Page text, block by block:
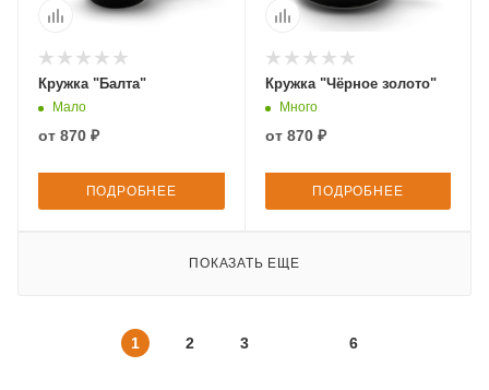
Кружка "Балта"
Мало
от 870 ₽
ПОДРОБНЕЕ
Кружка "Чёрное золото"
Много
от 870 ₽
ПОДРОБНЕЕ
ПОКАЗАТЬ ЕЩЕ
1 2 3 6